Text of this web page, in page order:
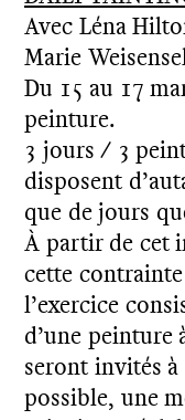
Avec Léna
Marie
Du 15 au 17
peinture.
3 jours / 3
disposent
que de jours
À partir de cet
cette
l’exercice
d’une peinture
seront invités
possible, une